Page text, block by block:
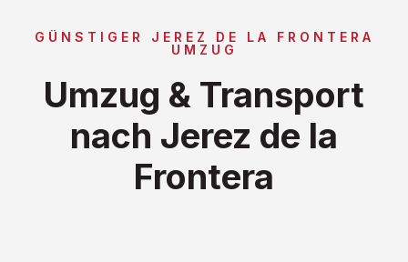
GÜNSTIGER JEREZ DE LA FRONTERA
UMZUG
Umzug & Transport
nach Jerez de la
Frontera